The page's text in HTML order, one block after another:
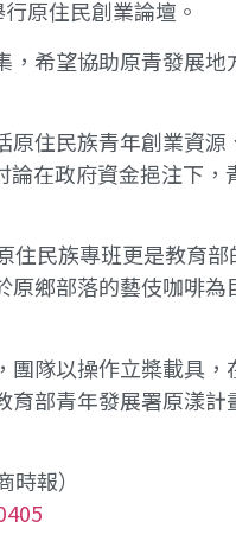
原住民創業論壇。
希望協助原青發展
住民族青年創業資
在政府資金挹注下
民族專班更是教育
鄉部落的藝伎咖啡
隊以操作立槳載具
部青年發展署原漾
報）